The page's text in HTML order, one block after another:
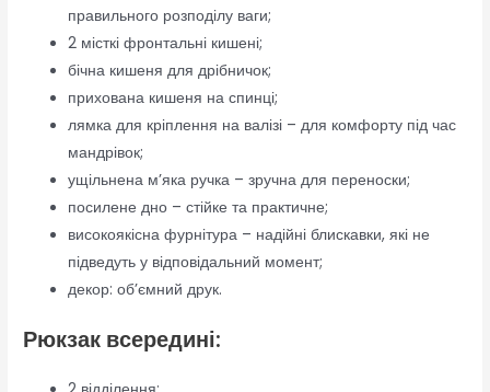
правильного розподілу ваги;
2 місткі фронтальні кишені;
бічна кишеня для дрібничок;
прихована кишеня на спинці;
лямка для кріплення на валізі – для комфорту під час
мандрівок;
ущільнена м’яка ручка – зручна для переноски;
посилене дно – стійке та практичне;
високоякісна фурнітура – надійні блискавки, які не
підведуть у відповідальний момент;
декор: об’ємний друк.
Рюкзак всередині: